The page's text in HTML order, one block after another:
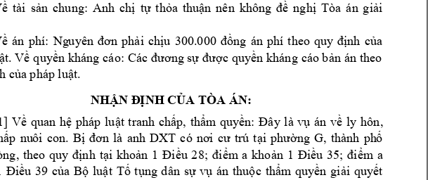
              
             
          

NHẬN ĐỊNH CỦA TÒA ÁN:
              ly hôn,
 . B  là anh DXT có     ph G  
            1    
               